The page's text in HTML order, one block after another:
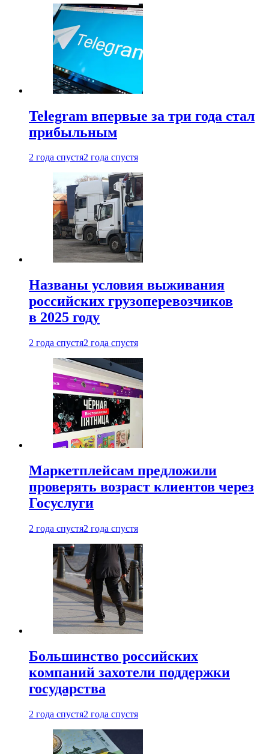
Telegram впервые за три года стал
прибыльным
2 года спустя2 года спустя
Названы условия выживания
российских грузоперевозчиков
в 2025 году
2 года спустя2 года спустя
Маркетплейсам предложили
проверять возраст клиентов через
Госуслуги
2 года спустя2 года спустя
Большинство российских
компаний захотели поддержки
государства
2 года спустя2 года спустя